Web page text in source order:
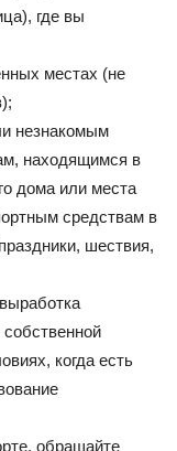
где вы
местах (не
незнакомым
находящимся в
дома или места
средствам в
шествия,
когда есть
обращайте